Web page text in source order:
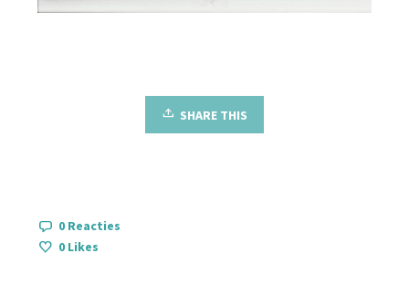
SHARE THIS
0 Reacties
0 Likes